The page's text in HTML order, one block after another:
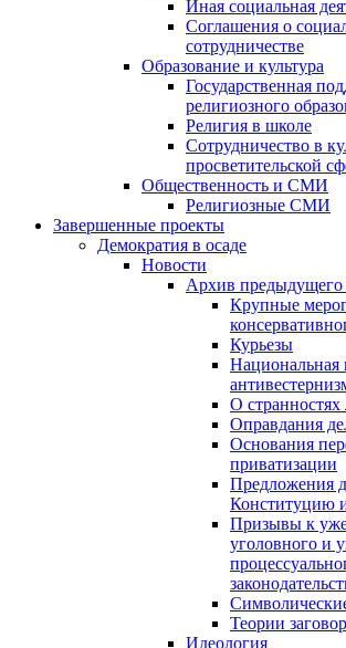
Иная социальная
Соглашения о
сотрудничестве
Образование и культура
Государственная
религиозного
Религия в школе
Сотрудничество в
просветительской
Общественность и СМИ
Религиозные СМИ
Завершенные проекты
Демократия в осаде
Новости
Архив предыдущего
Крупные
Курьезы
Национальная
О
Оправдания
Основания
приватизации
Предложения
Конституцию
Призывы к
уголовного и
Теории
Идеология